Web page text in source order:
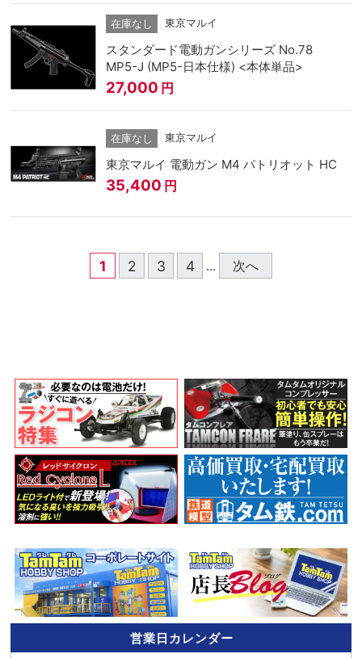
在庫なし 東京マルイ
スタンダード電動ガンシリーズ No.78
MP5-J (MP5-日本仕様) <本体単品>
27,000 円
在庫なし 東京マルイ
東京マルイ 電動ガン M4 パトリオット HC
35,400 円
1 2 3 4 ... 次へ
営業日カレンダー